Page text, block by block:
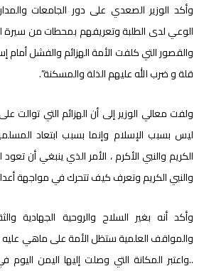
وأكد الوزير الصعدي على دور الجامعات
الوعي لدى الطلبة وتعريفهم بمحطات من سيرة
والقصور التي كلفت الأمة الهزائم والفشل أمام
قلة و ضرب الله عليهم الذلة والمسكنة”.
ولفت معالي الوزير إلى أن الهزائم التي توالت
ليس بسبب الإسلام وإنما بسبب ابتعاد
الكريم والنبي الأكرم ، الأمر الذي ينبغي أن
والنبي الكريم وتعرف كيف تتحرك في مواجهة
وأكد أنه بغير السلاح والروحية الجهادية
والمواقف العلمية ستظل الأمة على ماهي عليه
..واعتبر المكانة التي وصلت إليها اليمن